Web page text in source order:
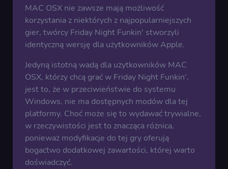
MAC OSX nie zawsze mają możliwość
korzystania z niektórych z najpopularniejszych
gier, twórcy Friday Night Funkin' stworzyli
identyczną wersję dla użytkowników Apple.
Jedyną istotną wadą dla użytkowników MAC
OSX, którzy chcą grać w Friday Night Funkin',
jest to, że w przeciwieństwie do systemu
Windows, nie ma dostępnych modów dla tej
platformy. Choć może się to wydawać trywialne,
w rzeczywistości jest to znacząca różnica,
ponieważ modyfikacje do tej gry oferują
bogactwo dodatkowej zawartości, której warto
doświadczyć.